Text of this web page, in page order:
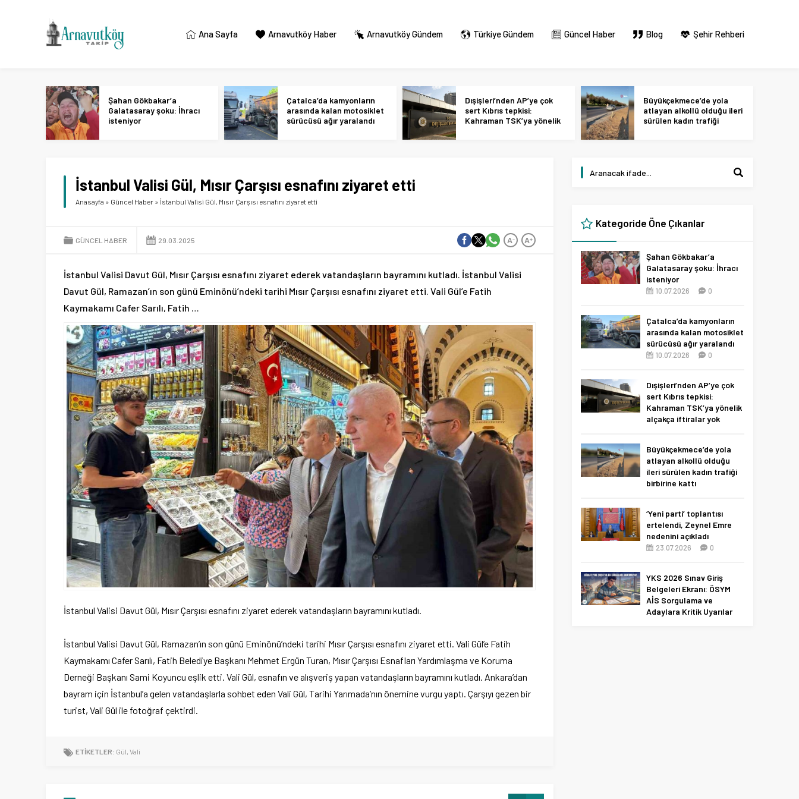
Ana Sayfa Arnavutköy Haber Arnavutköy Gündem Türkiye Gündem Güncel Haber Blog Şehir Rehberi
Şahan Gökbakar’a
Galatasaray şoku: İhracı
isteniyor
Çatalca’da kamyonların
arasında kalan motosiklet
sürücüsü ağır yaralandı
Dışişleri’nden AP’ye çok
sert Kıbrıs tepkisi:
Kahraman TSK’ya yönelik
Büyükçekmece’de yola
atlayan alkollü olduğu ileri
sürülen kadın trafiği
İstanbul Valisi Gül, Mısır Çarşısı esnafını ziyaret etti
Anasayfa » Güncel Haber » İstanbul Valisi Gül, Mısır Çarşısı esnafını ziyaret etti
GÜNCEL HABER 29.03.2025 A+
A-
İstanbul Valisi Davut Gül, Mısır Çarşısı esnafını ziyaret ederek vatandaşların bayramını kutladı. İstanbul Valisi
Davut Gül, Ramazan’ın son günü Eminönü’ndeki tarihi Mısır Çarşısı esnafını ziyaret etti. Vali Gül’e Fatih
Kaymakamı Cafer Sarılı, Fatih …
İstanbul Valisi Davut Gül, Mısır Çarşısı esnafını ziyaret ederek vatandaşların bayramını kutladı.
İstanbul Valisi Davut Gül, Ramazan’ın son günü Eminönü’ndeki tarihi Mısır Çarşısı esnafını ziyaret etti. Vali Gül’e Fatih
Kaymakamı Cafer Sarılı, Fatih Belediye Başkanı Mehmet Ergün Turan, Mısır Çarşısı Esnafları Yardımlaşma ve Koruma
Derneği Başkanı Sami Koyuncu eşlik etti. Vali Gül, esnafın ve alışveriş yapan vatandaşların bayramını kutladı. Ankara’dan
bayram için İstanbul’a gelen vatandaşlarla sohbet eden Vali Gül, Tarihi Yarımada’nın önemine vurgu yaptı. Çarşıyı gezen bir
turist, Vali Gül ile fotoğraf çektirdi.
ETİKETLER: Gül, Vali
Kategoride Öne Çıkanlar
Şahan Gökbakar’a
Galatasaray şoku: İhracı
isteniyor
10.07.2026 0
Çatalca’da kamyonların
arasında kalan motosiklet
sürücüsü ağır yaralandı
10.07.2026 0
Dışişleri’nden AP’ye çok
sert Kıbrıs tepkisi:
Kahraman TSK’ya yönelik
alçakça iftiralar yok
Büyükçekmece’de yola
atlayan alkollü olduğu
ileri sürülen kadın trafiği
birbirine kattı
‘Yeni parti’ toplantısı
ertelendi, Zeynel Emre
nedenini açıkladı
23.07.2026 0
YKS 2026 Sınav Giriş
Belgeleri Ekranı: ÖSYM
AİS Sorgulama ve
Adaylara Kritik Uyarılar